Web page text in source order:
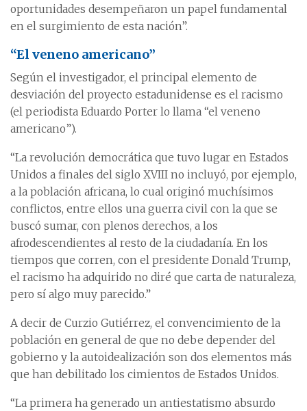
oportunidades desempeñaron un papel fundamental
en el surgimiento de esta nación”.
“El veneno americano”
Según el investigador, el principal elemento de
desviación del proyecto estadunidense es el racismo
(el periodista Eduardo Porter lo llama “el veneno
americano”).
“La revolución democrática que tuvo lugar en Estados
Unidos a finales del siglo XVIII no incluyó, por ejemplo,
a la población africana, lo cual originó muchísimos
conflictos, entre ellos una guerra civil con la que se
buscó sumar, con plenos derechos, a los
afrodescendientes al resto de la ciudadanía. En los
tiempos que corren, con el presidente Donald Trump,
el racismo ha adquirido no diré que carta de naturaleza,
pero sí algo muy parecido.”
A decir de Curzio Gutiérrez, el convencimiento de la
población en general de que no debe depender del
gobierno y la autoidealización son dos elementos más
que han debilitado los cimientos de Estados Unidos.
“La primera ha generado un antiestatismo absurdo